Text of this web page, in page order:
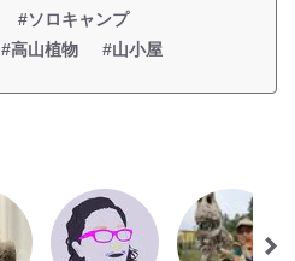
#ソロキャンプ
#高山植物 #山小屋